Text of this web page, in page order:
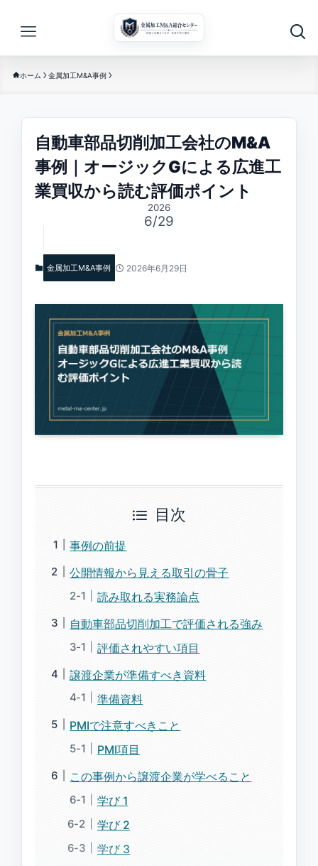
ホーム 金属加工M&A事例
自動車部品切削加工会社のM&A
事例｜オージックGによる広進工
業買収から読む評価ポイント
2026
6/29
金属加工M&A事例 2026年6月29日
目次
事例の前提
公開情報から見える取引の骨子
読み取れる実務論点
自動車部品切削加工で評価される強み
評価されやすい項目
譲渡企業が準備すべき資料
準備資料
PMIで注意すべきこと
PMI項目
この事例から譲渡企業が学べること
学び 1
学び 2
学び 3